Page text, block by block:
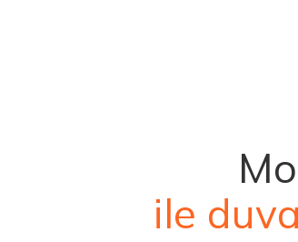
ile